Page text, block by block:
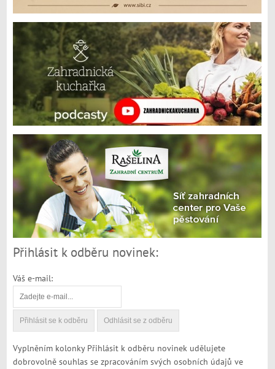
Přihlásit k odběru novinek:
Váš e-mail:
Vyplněním kolonky Přihlásit k odběru novinek udělujete
dobrovolně souhlas se zpracováním svých osobních údajů ve